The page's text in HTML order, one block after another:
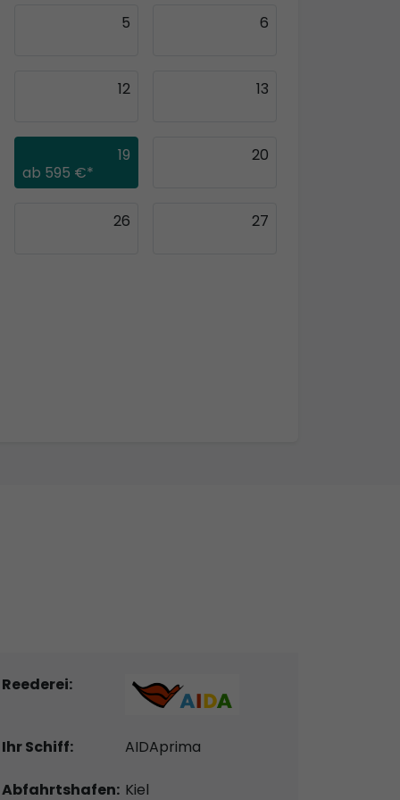
5 6
12 13
ab 595 €*
19 20
26 27
Reederei:
Ihr Schiff: AIDAprima
Abfahrtshafen: Kiel